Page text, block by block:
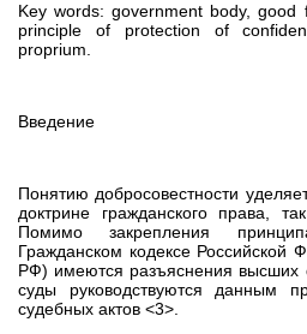
Key words: government body, good
principle of protection of
proprium.
Введение
Понятию добросовестности
доктрине гражданского права,
Помимо закрепления
Гражданском кодексе
РФ) имеются разъяснения высших
суды руководствуются данным
судебных актов <3>.